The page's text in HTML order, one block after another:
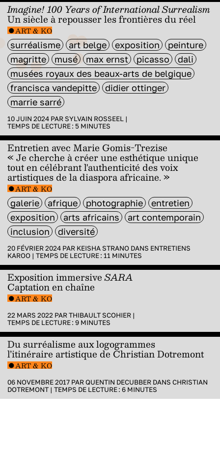
Imagine! 100 Years of International Surrealism
Un siècle à repousser les frontières du réel
ART & KO
surréalisme art belge exposition
peinture
magritte
musé max ernst picasso
dali
musées royaux des beaux-arts de belgique
francisca vandepitte
didier ottinger
marrie sarré
10 JUIN 2024 PAR SYLVAIN ROSSEEL |
TEMPS DE LECTURE : 5 MINUTES
Entretien avec Marie Gomis-Trezise
« Je cherche à créer une esthétique unique
tout en célébrant l'authenticité des voix
artistiques de la diaspora africaine. »
ART & KO
galerie afrique photographie
entretien
exposition
arts africains
art contemporain
inclusion
diversité
20 FÉVRIER 2024 PAR KEISHA STRANO DANS ENTRETIENS
KAROO | TEMPS DE LECTURE : 11 MINUTES
Exposition immersiveSARA
Captation en chaîne
ART & KO
22 MARS 2022 PARTHIBAULT SCOHIER |
TEMPS DE LECTURE : 9 MINUTES
Du surréalisme aux logogrammes
l’itinéraire artistique de Christian Dotremont
ART & KO
06 NOVEMBRE 2017 PARQUENTIN DECUBBER DANS CHRISTIAN
DOTREMONT | TEMPS DE LECTURE : 6 MINUTES